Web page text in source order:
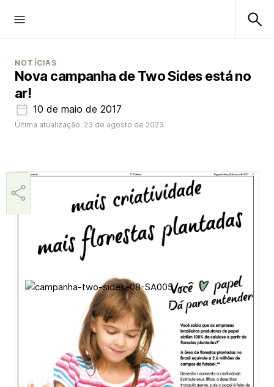
NOTÍCIAS
Nova campanha de Two Sides está no
ar!
10 de maio de 2017
Última atualização: 23 de agosto de 2023
Aner